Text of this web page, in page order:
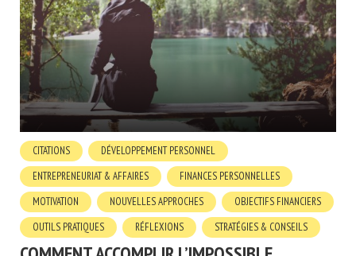
CITATIONS
DÉVELOPPEMENT PERSONNEL
ENTREPRENEURIAT & AFFAIRES
FINANCES PERSONNELLES
MOTIVATION
NOUVELLES APPROCHES
OBJECTIFS FINANCIERS
OUTILS PRATIQUES
RÉFLEXIONS STRATÉGIES & CONSEILS